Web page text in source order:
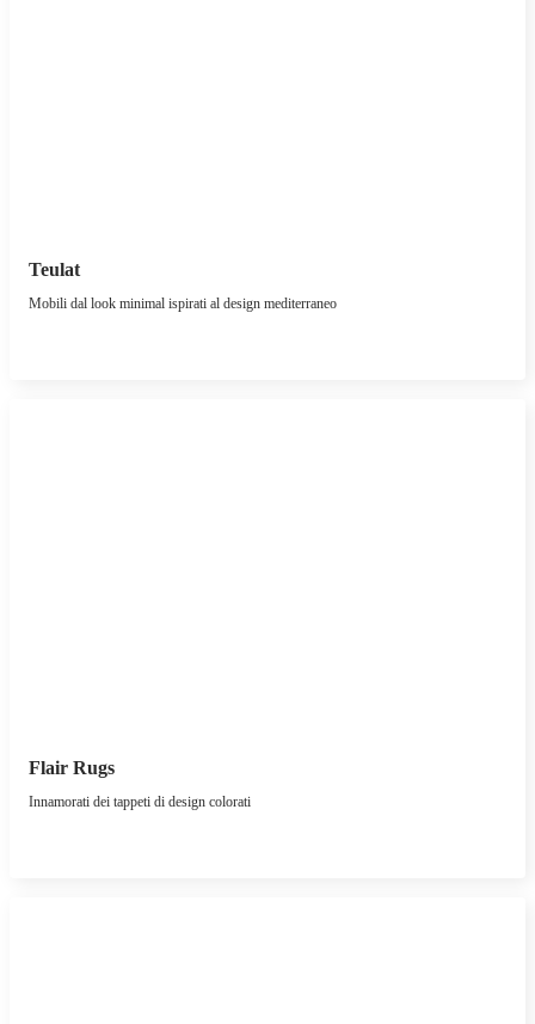
Teulat
Mobili dal look minimal ispirati al design mediterraneo
Flair Rugs
Innamorati dei tappeti di design colorati